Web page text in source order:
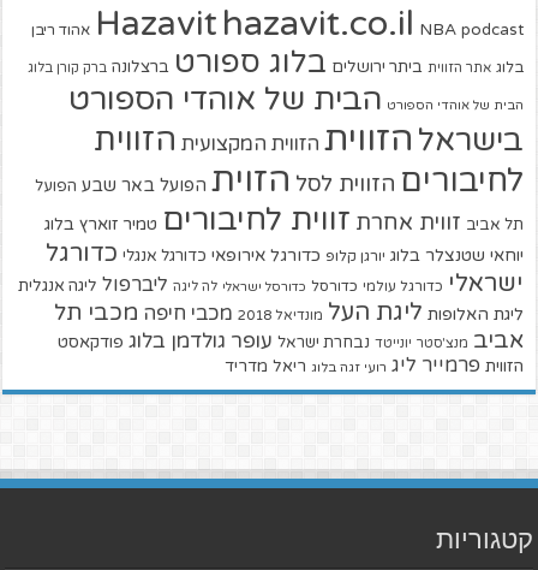
Hazavit hazavit.co.il NBA podcast אהוד ריבן
בלוג אתר הזווית ביתר ירושלים בלוג ספורט ברצלונה ברק קורן בלוג
הבית של אוהדי הספורט הבית של אוהדי הספורט
בישראל הזווית הזווית המקצועית הזווית
לחיבורים הזווית לסל הזוית הפועל באר שבע הפועל
תל אביב זווית אחרת זווית לחיבורים טמיר זוארץ בלוג
יוחאי שטנצלר בלוג יורגן קלופ כדורגל אירופאי כדורגל אנגלי כדורגל
ישראלי כדורגל עולמי כדורסל כדורסל ישראלי לה ליגה ליברפול ליגה אנגלית
ליגת האלופות ליגת העל מונדיאל 2018 מכבי חיפה מכבי תל
אביב מנצ'סטר יונייטד נבחרת ישראל עופר גולדמן בלוג פודקאסט
הזווית פרמייר ליג רועי זגה בלוג ריאל מדריד
קטגוריות